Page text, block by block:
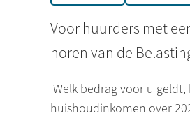
Voor huurders met
horen van de
Welk bedrag voor u
huishoudinkomen over